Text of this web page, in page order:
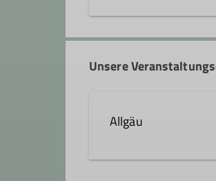
Kletterbetreuer
Jugendleiter*in
Unsere
Allgäu